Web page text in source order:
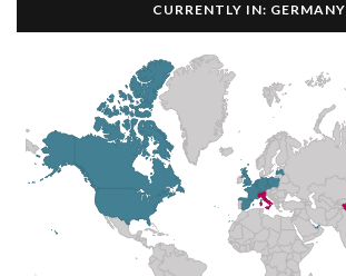
CURRENTLY IN: GERMANY